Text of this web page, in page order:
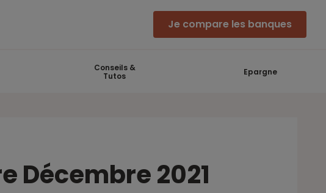
Je compare les banques
Conseils &
Tutos
Epargne
Décembre 2021